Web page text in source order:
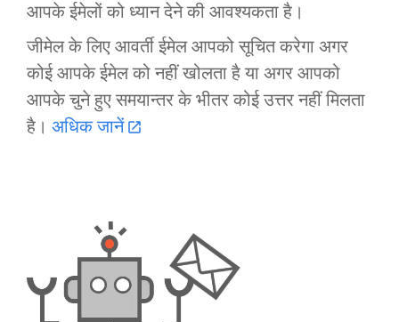
आपके ईमेलों को ध्यान देने की आवश्यकता है।
जीमेल के लिए आवर्ती ईमेल आपको सूचित करेगा अगर
कोई आपके ईमेल को नहीं खोलता है या अगर आपको
आपके चुने हुए समयान्तर के भीतर कोई उत्तर नहीं मिलता
है। अधिक जानें open_in_new